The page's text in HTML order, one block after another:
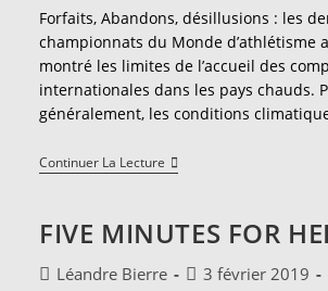
la
publication :
Forfaits, Abandons, désillusions : les
championnats du Monde d’athlétisme
montré les limites de l’accueil des
internationales dans les pays chauds.
généralement, les conditions
Continuer La LectureSport
Vs
Des
Prochains
Mondiaux
FIVE MINUTES FOR
Auteur/autrice
Léandre Bierre
Publication
3 février 2019